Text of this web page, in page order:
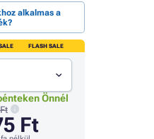
alkalmas a
FLASH SALE
Önnél
Ft